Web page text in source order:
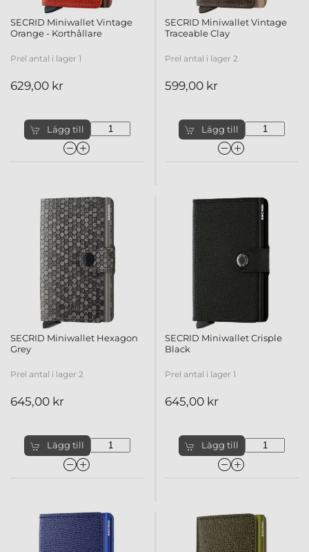
SECRID Miniwallet Vintage
Orange - Korthållare
Prel antal i lager 1
629,00 kr
Lägg till
SECRID Miniwallet Vintage
Traceable Clay
Prel antal i lager 2
599,00 kr
Lägg till
SECRID Miniwallet Hexagon
Grey
Prel antal i lager 2
645,00 kr
Lägg till
SECRID Miniwallet Crisple
Black
Prel antal i lager 1
645,00 kr
Lägg till